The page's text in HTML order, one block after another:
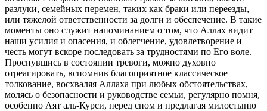
разлуки, семейных перемен, таких как браки или переезды,
или тяжелой ответственности за долги и обеспечение. В такие
моменты оно служит напоминанием о том, что Аллах видит
наши усилия и опасения, и облегчение, удовлетворение и
честь могут вскоре последовать за трудностями по Его воле.
Проснувшись в состоянии тревоги, можно духовно
отреагировать, вспомнив благоприятное классическое
толкование, восхваляя Аллаха при любых обстоятельствах,
молясь о безопасности и руководстве семьи, регулярно помня,
особенно Аят аль-Курси, перед сном и предлагая милостыню